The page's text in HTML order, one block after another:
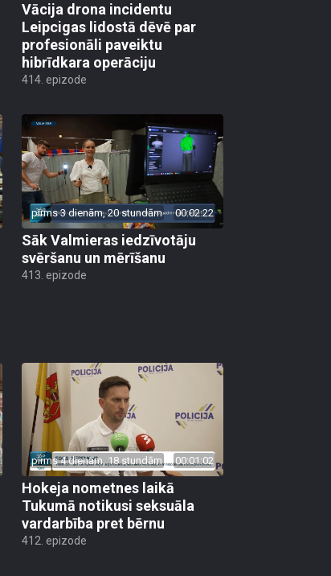
Vācija drona incidentu
Leipcigas lidostā dēvē par
profesionāli paveiktu
hibrīdkara operāciju
414. epizode
pirms 3 dienām, 20 stundām 00:02:22
Sāk Valmieras iedzīvotāju
svēršanu un mērīšanu
413. epizode
pirms 4 dienām, 18 stundām 00:01:02
Hokeja nometnes laikā
Tukumā notikusi seksuāla
vardarbība pret bērnu
412. epizode